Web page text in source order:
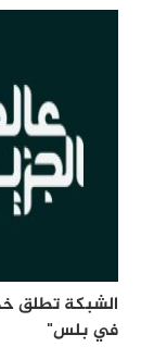
الشبكة تطلق
في بلس"